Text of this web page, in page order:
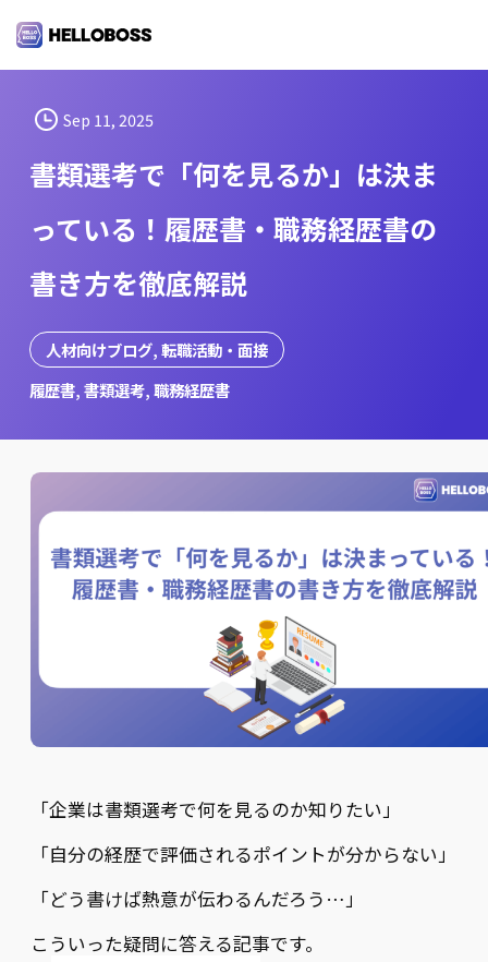
i
Sep 11, 2025
書類選考で「何を見るか」は決ま
っている！履歴書・職務経歴書の
書き方を徹底解説
人材向けブログ, 転職活動・面接
履歴書, 書類選考, 職務経歴書
「企業は書類選考で何を見るのか知りたい」
「自分の経歴で評価されるポイントが分からない」
「どう書けば熱意が伝わるんだろう…」
こういった疑問に答える記事です。